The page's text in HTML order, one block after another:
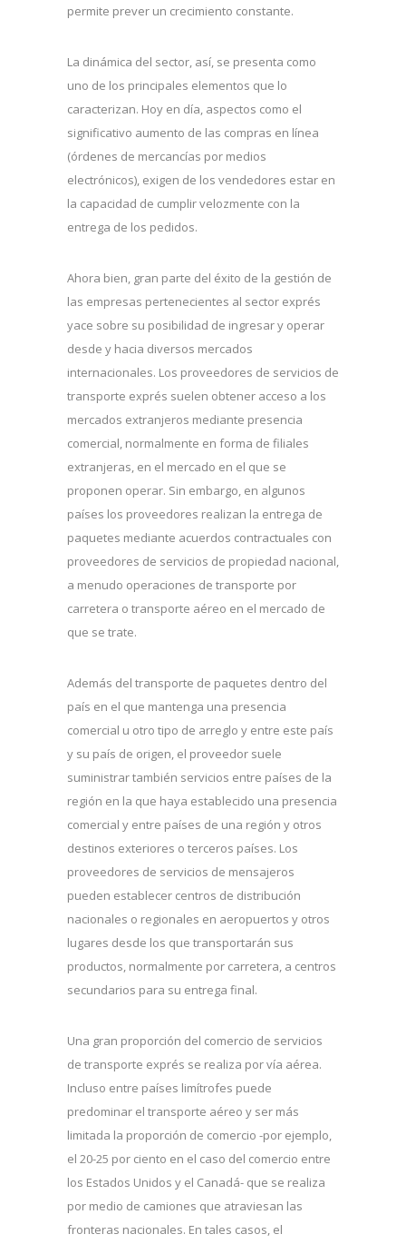
permite prever un crecimiento constante.
La dinámica del sector, así, se presenta como
uno de los principales elementos que lo
caracterizan. Hoy en día, aspectos como el
significativo aumento de las compras en línea
(órdenes de mercancías por medios
electrónicos), exigen de los vendedores estar en
la capacidad de cumplir velozmente con la
entrega de los pedidos.
Ahora bien, gran parte del éxito de la gestión de
las empresas pertenecientes al sector exprés
yace sobre su posibilidad de ingresar y operar
desde y hacia diversos mercados
internacionales. Los proveedores de servicios de
transporte exprés suelen obtener acceso a los
mercados extranjeros mediante presencia
comercial, normalmente en forma de filiales
extranjeras, en el mercado en el que se
proponen operar. Sin embargo, en algunos
países los proveedores realizan la entrega de
paquetes mediante acuerdos contractuales con
proveedores de servicios de propiedad nacional,
a menudo operaciones de transporte por
carretera o transporte aéreo en el mercado de
que se trate.
Además del transporte de paquetes dentro del
país en el que mantenga una presencia
comercial u otro tipo de arreglo y entre este país
y su país de origen, el proveedor suele
suministrar también servicios entre países de la
región en la que haya establecido una presencia
comercial y entre países de una región y otros
destinos exteriores o terceros países. Los
proveedores de servicios de mensajeros
pueden establecer centros de distribución
nacionales o regionales en aeropuertos y otros
lugares desde los que transportarán sus
productos, normalmente por carretera, a centros
secundarios para su entrega final.
Una gran proporción del comercio de servicios
de transporte exprés se realiza por vía aérea.
Incluso entre países limítrofes puede
predominar el transporte aéreo y ser más
limitada la proporción de comercio -por ejemplo,
el 20-25 por ciento en el caso del comercio entre
los Estados Unidos y el Canadá- que se realiza
por medio de camiones que atraviesan las
fronteras nacionales. En tales casos, el